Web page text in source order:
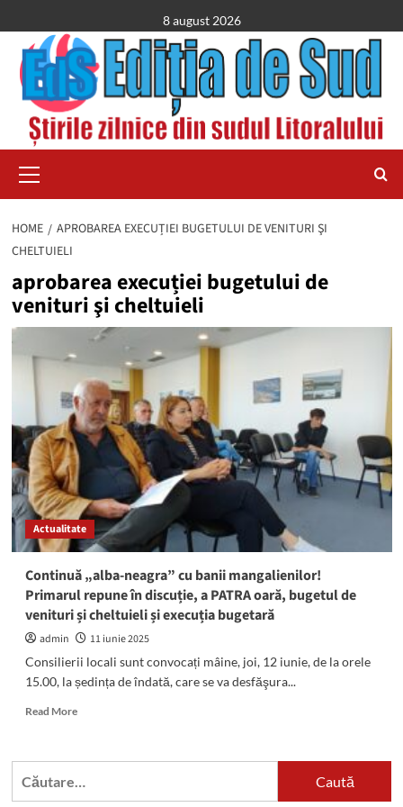
to
content
8 august 2026
Menu
HOME
APROBAREA EXECUȚIEI BUGETULUI DE VENITURI ŞI
CHELTUIELI
aprobarea execuției bugetului de
venituri şi cheltuieli
Actualitate
Continuă „alba-neagra” cu banii mangalienilor!
Primarul repune în discuție, a PATRA oară, bugetul de
venituri și cheltuieli și execuția bugetară
admin
11 iunie 2025
Consilierii locali sunt convocați mâine, joi, 12 iunie, de la orele
15.00, la ședința de îndată, care se va desfăşura...
Read MoreRead
Continuă
Caută